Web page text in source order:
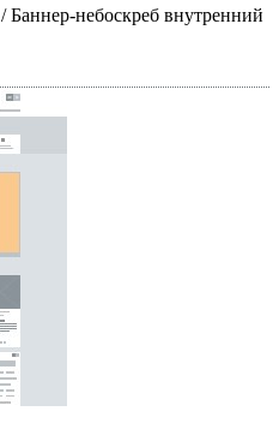
/ Баннер-небоскреб внутренний